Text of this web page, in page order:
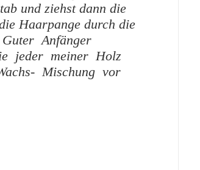
und ziehst dann die
Haarpange durch die
Anfänger
jeder meiner Holz
Mischung vor